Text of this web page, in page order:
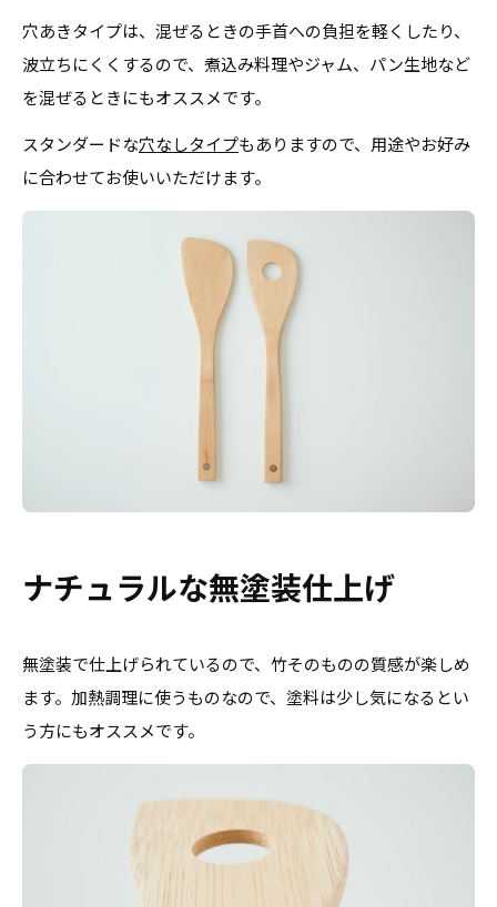
穴あきタイプは、混ぜるときの手首への負担を軽くしたり、
波立ちにくくするので、煮込み料理やジャム、パン生地など
を混ぜるときにもオススメです。
スタンダードな穴なしタイプもありますので、用途やお好み
に合わせてお使いいただけます。
ナチュラルな無塗装仕上げ
無塗装で仕上げられているので、竹そのものの質感が楽しめ
ます。加熱調理に使うものなので、塗料は少し気になるとい
う方にもオススメです。